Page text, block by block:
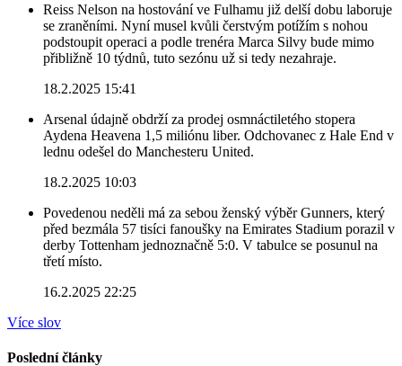
Reiss Nelson na hostování ve Fulhamu již delší dobu laboruje
se zraněními. Nyní musel kvůli čerstvým potížím s nohou
podstoupit operaci a podle trenéra Marca Silvy bude mimo
přibližně 10 týdnů, tuto sezónu už si tedy nezahraje.
18.2.2025 15:41
Arsenal údajně obdrží za prodej osmnáctiletého stopera
Aydena Heavena 1,5 miliónu liber. Odchovanec z Hale End v
lednu odešel do Manchesteru United.
18.2.2025 10:03
Povedenou neděli má za sebou ženský výběr Gunners, který
před bezmála 57 tisíci fanoušky na Emirates Stadium porazil v
derby Tottenham jednoznačně 5:0. V tabulce se posunul na
třetí místo.
16.2.2025 22:25
Více slov
Poslední články